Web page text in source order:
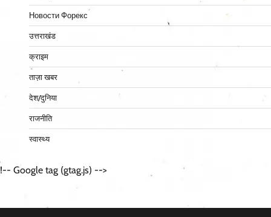
Новости Форекс
उत्तराखंड
क्राइम
ताज़ा खबर
देश/दुनिया
राजनीति
स्वास्थ्य
!-- Google tag (gtag.js) -->